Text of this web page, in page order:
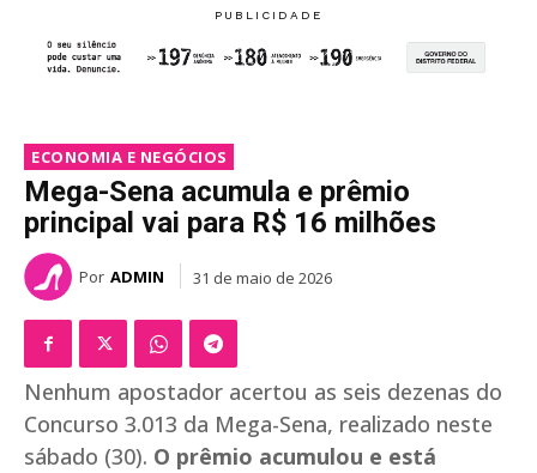
ECONOMIA E NEGÓCIOS
Mega-Sena acumula e prêmio
principal vai para R$ 16 milhões
Por ADMIN 31 de maio de 2026
Nenhum apostador acertou as seis dezenas do
Concurso 3.013 da Mega-Sena, realizado neste
sábado (30). O prêmio acumulou e está